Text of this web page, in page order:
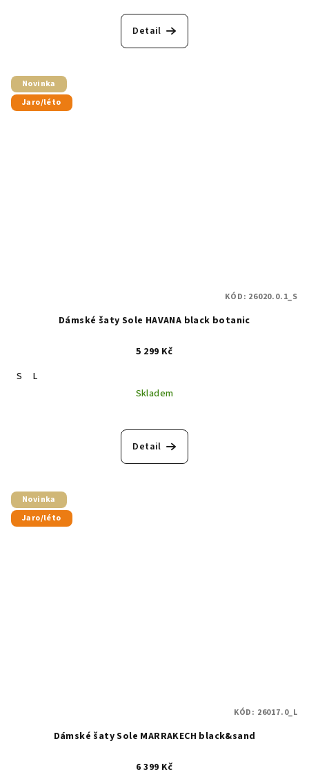
Detail
Novinka
Jaro/léto
Dámské šaty Sole HAVANA black botanic
5 299 Kč
S
L
Skladem
Detail
KÓD: 26020.0.1_S
Novinka
Jaro/léto
Dámské šaty Sole MARRAKECH black&sand
6 399 Kč
KÓD: 26017.0_L